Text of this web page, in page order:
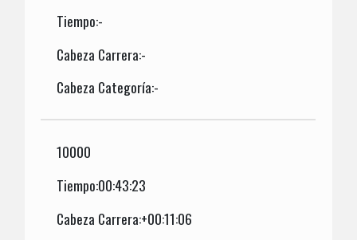
Tiempo:-
Cabeza Carrera:-
Cabeza Categoría:-
10000
Tiempo:00:43:23
Cabeza Carrera:+00:11:06